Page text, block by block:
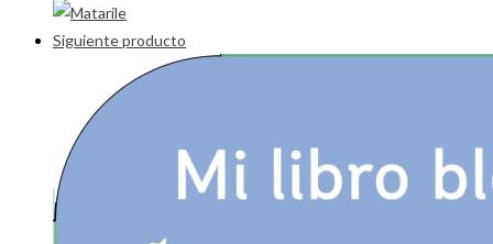
Siguiente producto